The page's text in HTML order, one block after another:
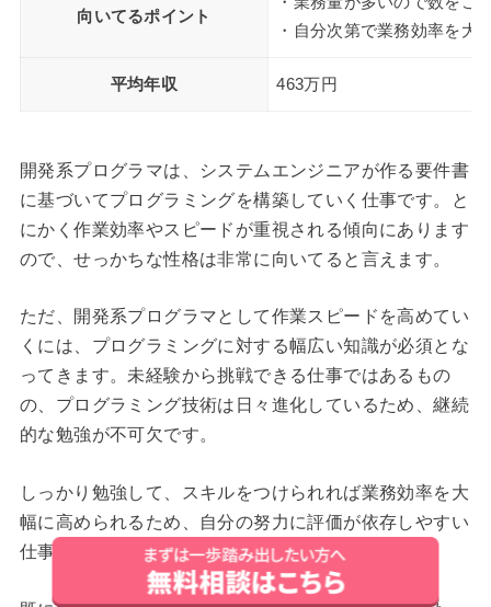
向いてるポイント
・自分次第で業務効率を大
平均年収 463万円
開発系プログラマは、システムエンジニアが作る要件書
に基づいてプログラミングを構築していく仕事です。と
にかく作業効率やスピードが重視される傾向にあります
ので、せっかちな性格は非常に向いてると言えます。
ただ、開発系プログラマとして作業スピードを高めてい
くには、プログラミングに対する幅広い知識が必須とな
ってきます。未経験から挑戦できる仕事ではあるもの
の、プログラミング技術は日々進化しているため、継続
的な勉強が不可欠です。
しっかり勉強して、スキルをつけられれば業務効率を大
幅に高められるため、自分の努力に評価が依存しやすい
仕事とも言えるでしょう。